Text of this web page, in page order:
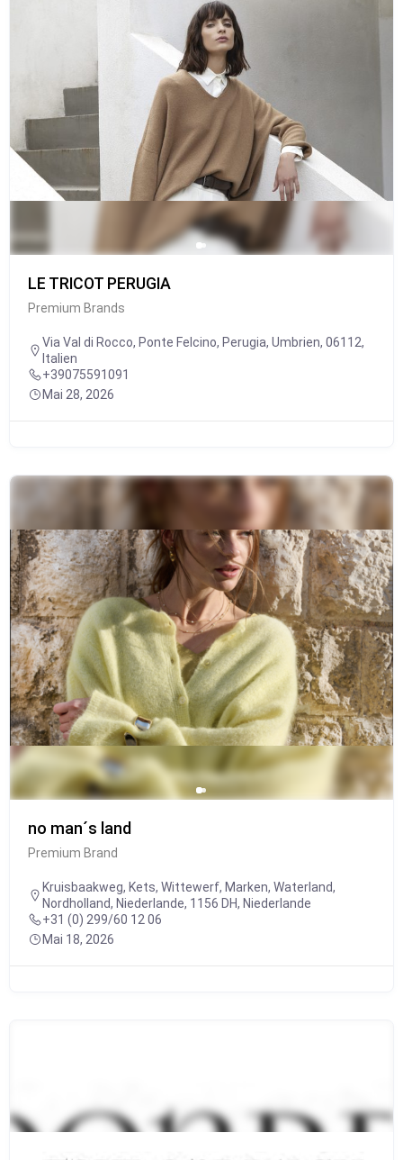
LE TRICOT PERUGIA
Premium Brands
Via Val di Rocco, Ponte Felcino, Perugia, Umbrien, 06112,
Italien
+39075591091
Mai 28, 2026
no man´s land
Premium Brand
Kruisbaakweg, Kets, Wittewerf, Marken, Waterland,
Nordholland, Niederlande, 1156 DH, Niederlande
+31 (0) 299/60 12 06
Mai 18, 2026